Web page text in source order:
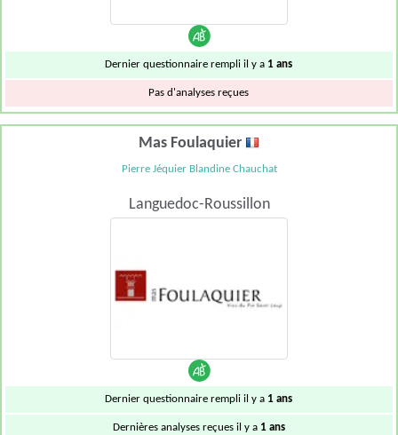
Dernier questionnaire rempli il y a 1 ans
Pas d'analyses reçues
Mas Foulaquier
Pierre Jéquier Blandine Chauchat
Languedoc-Roussillon
Dernier questionnaire rempli il y a 1 ans
Dernières analyses reçues il y a 1 ans